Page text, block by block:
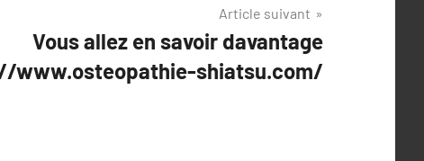
Article suivant
Vous allez en savoir davantage
www.osteopathie-shiatsu.com/